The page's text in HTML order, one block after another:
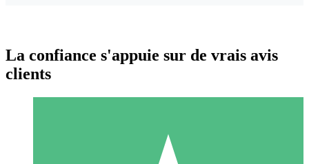
La confiance s'appuie sur de vrais avis
clients